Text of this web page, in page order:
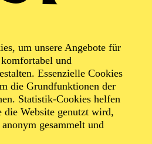
um unsere Angebote für
und
Essenzielle Cookies
die Grundfunktionen der
Statistik-Cookies helfen
die Website genutzt wird,
gesammelt und
von
Dame
von Armen Hakobyan
Korngold, Sergej
Franz Schreker